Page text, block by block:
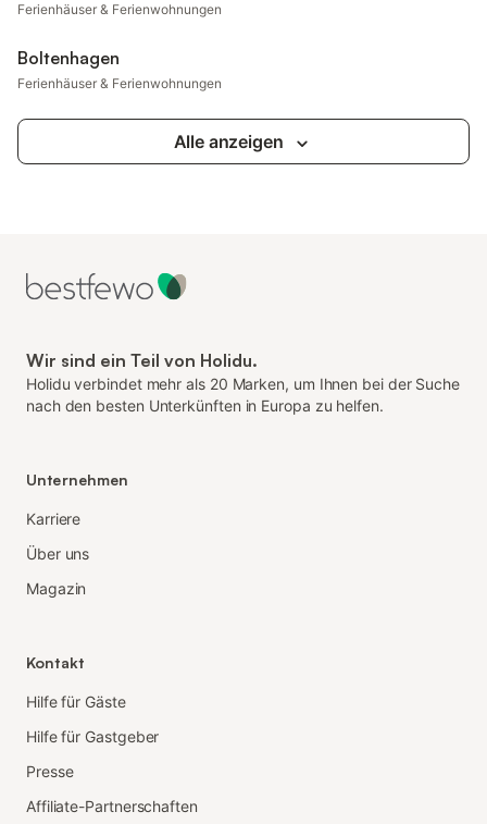
Ferienhäuser & Ferienwohnungen
Boltenhagen
Ferienhäuser & Ferienwohnungen
Alle anzeigen
Wir sind ein Teil von Holidu.
Holidu verbindet mehr als 20 Marken, um Ihnen bei der Suche
nach den besten Unterkünften in Europa zu helfen.
Unternehmen
Karriere
Über uns
Magazin
Kontakt
Hilfe für Gäste
Hilfe für Gastgeber
Presse
Affiliate-Partnerschaften